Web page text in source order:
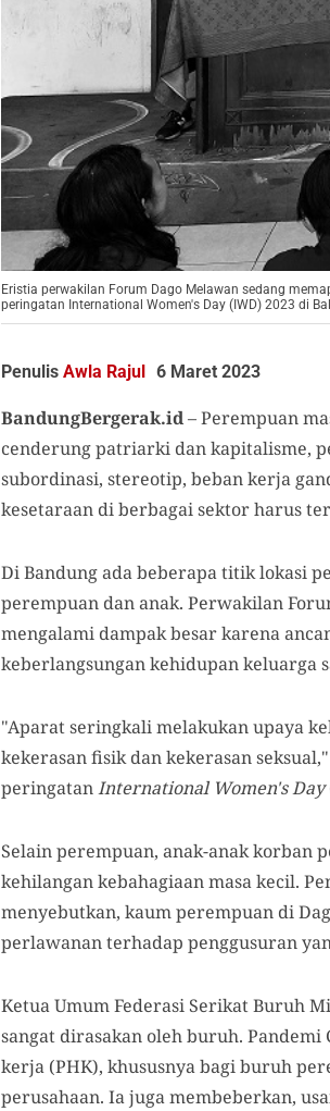
Eristia perwakilan Forum Dago Melawan sedang
peringatan International Women's Day (IWD) 2023 di
Penulis Awla Rajul 6 Maret 2023
BandungBergerak.id– Perempuan
cenderung patriarki dan kapitalisme,
subordinasi, stereotip, beban kerja
kesetaraan di berbagai sektor harus
Di Bandung ada beberapa titik lokasi
perempuan dan anak. Perwakilan
mengalami dampak besar karena
keberlangsungan kehidupan keluarga
"Aparat seringkali melakukan upaya
kekerasan fisik dan kekerasan
peringatanInternational Women's Day
Selain perempuan, anak-anak korban
kehilangan kebahagiaan masa kecil.
menyebutkan, kaum perempuan di
perlawanan terhadap penggusuran
Ketua Umum Federasi Serikat Buruh
sangat dirasakan oleh buruh.
kerja (PHK), khususnya bagi buruh
perusahaan. Ia juga membeberkan,